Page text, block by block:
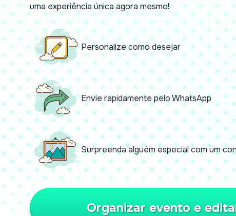
uma experiência única agora mesmo!
Personalize como desejar
Envie rapidamente pelo WhatsApp
Surpreenda alguém especial com um
Organizar evento e